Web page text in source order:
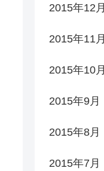
2015年12月
2015年11月
2015年10月
2015年9月
2015年8月
2015年7月